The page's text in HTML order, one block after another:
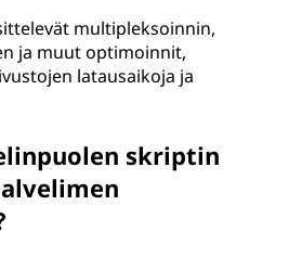
multipleksoinnin,
ja muut optimoinnit,
latausaikoja ja
skriptin